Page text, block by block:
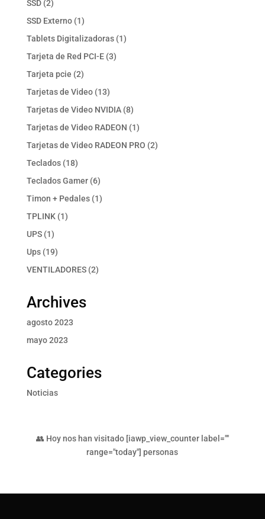
SSD 22
productos
SSD Externo 11
producto
Tablets Digitalizadoras 11
Tarjeta de Red PCI-E 33
Tarjeta pcie 22
productos
Tarjetas de Video 1313
productos
Tarjetas de Video NVIDIA 88
productos
Tarjetas de Video RADEON 11
producto
Tarjetas de Video RADEON PRO 22
Teclados 1818
productos
Teclados Gamer 66
productos
Timon + Pedales 11
TPLINK 11
UPS 11
producto
Ups 1919
productos
VENTILADORES 22
Archives
agosto 2023
mayo 2023
Categories
Noticias
👥 Hoy nos han visitado [iawp_view_counter label=""
range="today"] personas